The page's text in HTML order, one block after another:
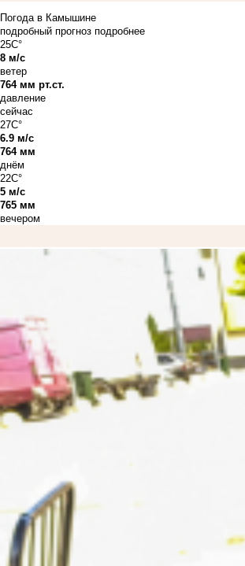
Погода в Камышине
подробный прогноз подробнее
25C°
8 м/с
ветер
764 мм рт.ст.
давление
сейчас
27C°
6.9 м/с
764 мм
днём
22C°
5 м/с
765 мм
вечером